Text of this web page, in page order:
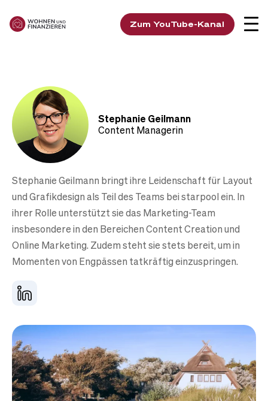
Zum YouTube-Kanal
Stephanie Geilmann
Content Managerin
Stephanie Geilmann bringt ihre Leidenschaft für Layout
und Grafikdesign als Teil des Teams bei starpool ein. In
ihrer Rolle unterstützt sie das Marketing-Team
insbesondere in den Bereichen Content Creation und
Online Marketing. Zudem steht sie stets bereit, um in
Momenten von Engpässen tatkräftig einzuspringen.